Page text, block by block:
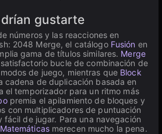
gustarte
números y las reacciones en
2048 Merge, el catálogo Fusión en
gama de títulos similares. Merge
bucle de combinación de
de juego, mientras que Block
cadena de duplicación basada en
el temporizador para un ritmo más
premia el apilamiento de bloques y
con multiplicadores de puntuación
fácil de jugar. Para una navegación
Matemáticasmerecen mucho la pena.